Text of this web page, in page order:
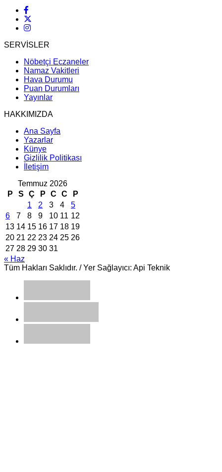
SERVİSLER
Nöbetçi Eczaneler
Namaz Vakitleri
Hava Durumu
Puan Durumları
Yayınlar
HAKKIMIZDA
Ana Sayfa
Yazarlar
Künye
Gizlilik Politikası
İletişim
Temmuz 2026
P
S Ç P C C
P
1
2 3 4
5
6
7 8 9 10 11 12
13 14 15 16 17 18 19
20 21 22 23 24 25 26
27 28 29 30 31
« Haz
Tüm Hakları Saklıdır. / Yer Sağlayıcı: Api Teknik